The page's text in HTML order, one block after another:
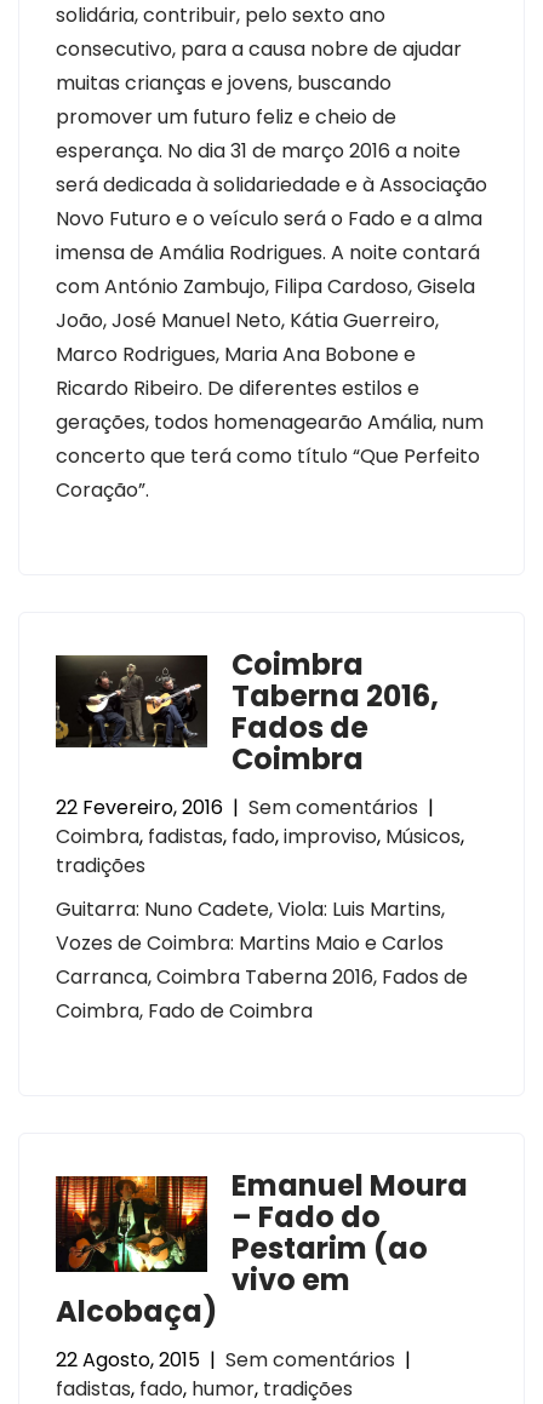
solidária, contribuir, pelo sexto ano
consecutivo, para a causa nobre de ajudar
muitas crianças e jovens, buscando
promover um futuro feliz e cheio de
esperança. No dia 31 de março 2016 a noite
será dedicada à solidariedade e à Associação
Novo Futuro e o veículo será o Fado e a alma
imensa de Amália Rodrigues. A noite contará
com António Zambujo, Filipa Cardoso, Gisela
João, José Manuel Neto, Kátia Guerreiro,
Marco Rodrigues, Maria Ana Bobone e
Ricardo Ribeiro. De diferentes estilos e
gerações, todos homenagearão Amália, num
concerto que terá como título “Que Perfeito
Coração”.
Coimbra
Taberna 2016,
Fados de
Coimbra
22 Fevereiro, 2016 | Sem comentários |
Coimbra, fadistas, fado,improviso, Músicos,
tradições
Guitarra: Nuno Cadete, Viola: Luis Martins,
Vozes de Coimbra: Martins Maio e Carlos
Carranca, Coimbra Taberna 2016, Fados de
Coimbra, Fado de Coimbra
Emanuel Moura
– Fado do
Pestarim (ao
vivo em
Alcobaça)
22 Agosto, 2015 | Sem comentários |
fadistas, fado, humor, tradições